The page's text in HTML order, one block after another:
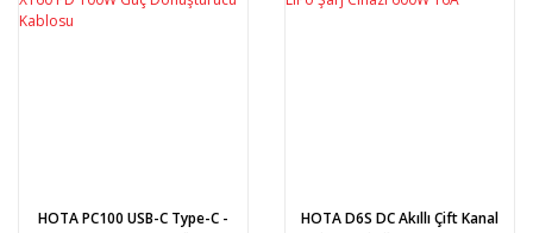
HOTA PC100 USB-C Type-C -
HOTA D6S DC Akıllı Çift Kanal